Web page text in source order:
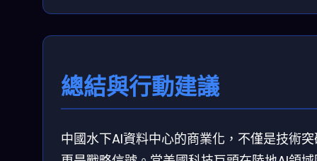
總結與行動建議
中國水下AI資料中心的商業化，不僅是技術